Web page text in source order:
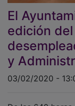
El
edición
y
03/02/2020 -